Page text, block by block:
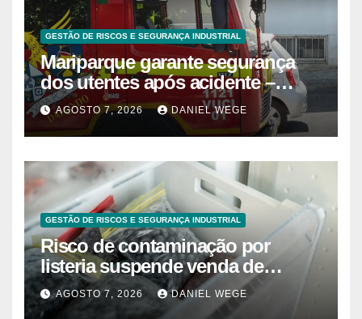
GESTÃO DE RISCOS E SEGURANÇA INDUSTRIAL
Mariparque garante segurança
dos utentes após acidente –
Observador
AGOSTO 7, 2026 DANIEL WEGE
GESTÃO DE RISCOS E SEGURANÇA INDUSTRIAL
Risco de contaminação por
listeria suspende venda de
mirtilos em fábricas da América
do Norte – Mix Vale
AGOSTO 7, 2026 DANIEL WEGE